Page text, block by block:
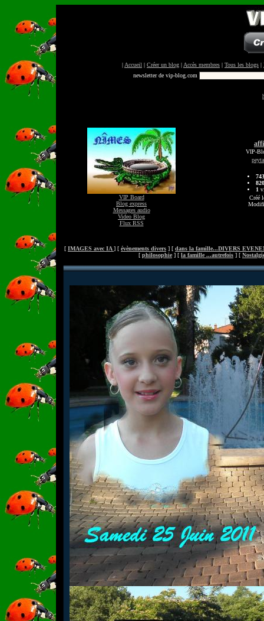
| Accueil | Créer un blog | Accès membres | Tous les blogs |
newsletter de vip-blog.com
VIP Board
Blog express
Messages audio
Video Blog
Flux RSS
VIP-
820
1
Créé
[ IMAGES avec IA] [ évènements divers ] [ dans la famille...DIVERS
[ philosophie ] [ la famille ...autrefois ] [